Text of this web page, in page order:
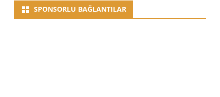
SPONSORLU BAĞLANTILAR